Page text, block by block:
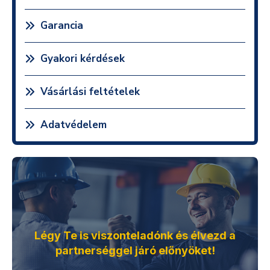
Garancia
Gyakori kérdések
Vásárlási feltételek
Adatvédelem
Légy Te is viszonteladónk és élvezd a
partnerséggel járó előnyöket!